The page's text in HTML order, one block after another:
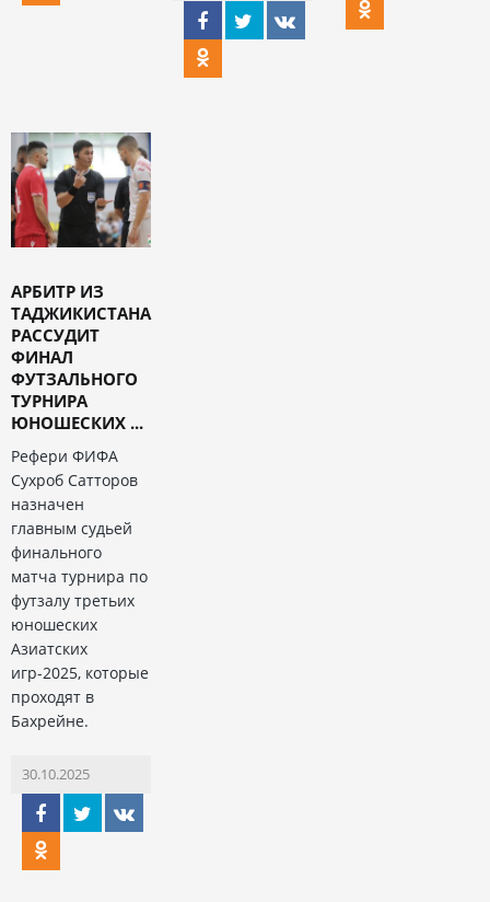
АРБИТР ИЗ
ТАДЖИКИСТАНА
РАССУДИТ
ФИНАЛ
ФУТЗАЛЬНОГО
ТУРНИРА
ЮНОШЕСКИХ ...
Рефери ФИФА
Сухроб Сатторов
назначен
главным судьей
финального
матча турнира по
футзалу третьих
юношеских
Азиатских
игр-2025, которые
проходят в
Бахрейне.
30.10.2025